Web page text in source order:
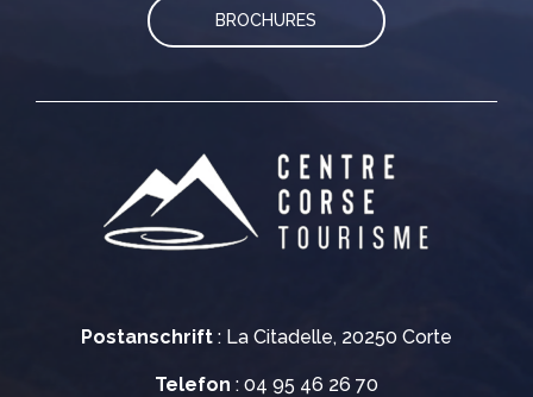
Postanschrift : La Citadelle, 20250 Corte
Telefon : 04 95 46 26 70
BROCHURES